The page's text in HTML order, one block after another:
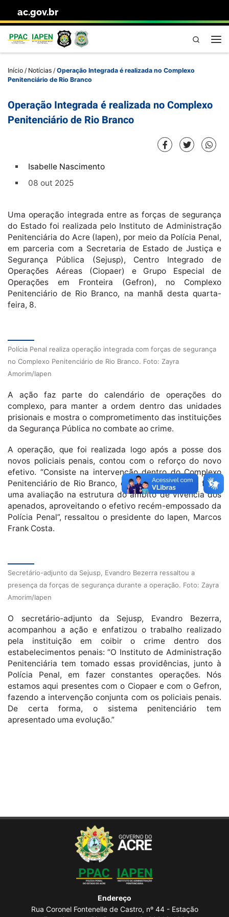
Skip to content
ac.gov.br
Pesquisa
Início / Notícias / Operação Integrada é realizada no Complexo
Penitenciário de Rio Branco
Operação Integrada é realizada no Complexo
Penitenciário de Rio Branco
Isabelle Nascimento
08 out 2025
Uma operação integrada entre as forças de segurança
do Estado foi realizada pelo Instituto de Administração
Penitenciária do Acre (Iapen), por meio da Polícia Penal,
em parceria com a Secretaria de Estado de Justiça e
Segurança Pública (Sejusp), Centro Integrado de
Operações Aéreas (Ciopaer) e Grupo Especial de
Operações em Fronteira (Gefron), no Complexo
Penitenciário de Rio Branco, na manhã desta quarta-
feira, 8.
Polícia Penal realiza operação integrada com forças de segurança
no Complexo Penitenciário de Rio Branco. Foto: Zayra
Amorim/Iapen
A ação faz parte do calendário de operações do
complexo, para manter a ordem dentro das unidades
prisionais e mostra o comprometimento das instituições
da Segurança Pública no combate ao crime.
A operação, que foi realizada logo após a posse dos
novos policiais penais, contou com o reforço do novo
efetivo. “Consiste na intervenção dentro do Complexo
Penitenciário de Rio Branco, com a finalidade de fazer
uma avaliação na estrutura do âmbito de vivência dos
apenados, aproveitando o efetivo recém-empossado da
Polícia Penal”, ressaltou o presidente do Iapen, Marcos
Frank Costa.
Secretário-adjunto da Sejusp, Evandro Bezerra ressaltou a
presença da forças de segurança durante a operação. Foto: Zayra
Amorim/Iapen
O secretário-adjunto da Sejusp, Evandro Bezerra,
acompanhou a ação e enfatizou o trabalho realizado
pela instituição em coibir o crime dentro dos
estabelecimentos penais: “O Instituto de Administração
Penitenciária tem tomado essas providências, junto à
Polícia Penal, em fazer constantes operações. Nós
estamos aqui presentes com o Ciopaer e com o Gefron,
fazendo a intervenção conjunta com os policiais penais.
De certa forma, o sistema penitenciário tem
apresentado uma evolução.”
Endereço
Rua Coronel Fontenelle de Castro, nº 44 - Estação